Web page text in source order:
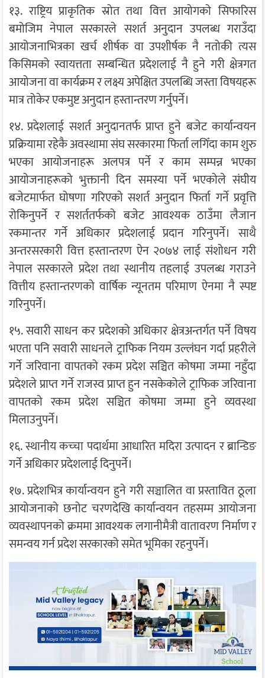
१३. राष्ट्रिय प्राकृतिक स्रोत तथा वित्त आयोगको सिफारिस
बमोजिम नेपाल सरकारले सशर्त अनुदान उपलब्ध गराउँदा
आयोजनाभित्रका खर्च शीर्षक वा उपशीर्षक नै नतोकी त्यस
किसिमको स्वायत्तता सम्बन्धित प्रदेशलाई नै हुने गरी क्षेत्रगत
आयोजना वा कार्यक्रम र लक्ष्य अपेक्षित उपलब्धि जस्ता विषयहरू
मात्र तोकेर एकमुष्ट अनुदान हस्तान्तरण गर्नुपर्ने।
१४. प्रदेशलाई सशर्त अनुदानतर्फ प्राप्त हुने बजेट कार्यान्वयन
प्रक्रियामा रहेकै अवस्थामा संघ सरकारमा फिर्ता लगिँदा काम शुरु
भएका आयोजनाहरू अलपत्र पर्ने र काम सम्पन्न भएका
आयोजनाहरूको भुक्तानी दिन समस्या पर्ने भएकोले संघीय
बजेटमार्फत घोषणा गरिएको सशर्त अनुदान फिर्ता गर्ने प्रवृत्ति
रोकिनुपर्ने र सशर्ततर्फको बजेट आवश्यक ठाउँमा लैजान
रकमान्तर गर्ने अधिकार प्रदेशलाई प्रदान गरिनुपर्ने। साथै
अन्तरसरकारी वित्त हस्तान्तरण ऐन २०७४ लाई संशोधन गरी
नेपाल सरकारले प्रदेश तथा स्थानीय तहलाई उपलब्ध गराउने
वित्तीय हस्तान्तरणको वार्षिक न्यूनतम परिमाण ऐनमा नै स्पष्ट
गरिनुपर्ने।
१५. सवारी साधन कर प्रदेशको अधिकार क्षेत्रअन्तर्गत पर्ने विषय
भएता पनि सवारी साधनले ट्राफिक नियम उल्लंघन गर्दा प्रहरीले
गर्ने जरिवाना वापतको रकम प्रदेश सञ्चित कोषमा जम्मा नहुँदा
प्रदेशले प्राप्त गर्ने राजस्व प्राप्त हुन नसकेकोले ट्राफिक जरिवाना
वापतको रकम प्रदेश सञ्चित कोषमा जम्मा हुने व्यवस्था
मिलाउनुपर्ने।
१६. स्थानीय कच्‍चा पदार्थमा आधारित मदिरा उत्पादन र ब्रान्डिङ
गर्ने अधिकार प्रदेशलाई दिनुपर्ने।
१७. प्रदेशभित्र कार्यान्वयन हुने गरी सञ्चालित वा प्रस्तावित ठूला
आयोजनाको छनोट चरणदेखि कार्यान्वयन तहसम्म आयोजना
व्यवस्थापनको क्रममा आवश्यक लगानीमैत्री वातावरण निर्माण र
समन्वय गर्न प्रदेश सरकारको समेत भूमिका रहनुपर्ने।